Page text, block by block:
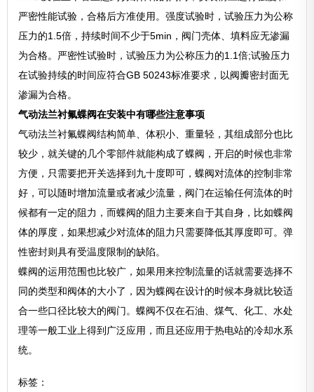
严密性能试验，合格后方准使用。强度试验时，试验压力为公称
压力的1.5倍，持续时间不少于5min，阀门壳体、填料应无渗漏
为合格。严密性试验时，试验压力为公称压力的1.1倍;试验压力
在试验持续的时间应符合GB 50243标准要求，以阀瓣密封面无
渗漏为合格。
气动法兰衬氟蝶阀在安装中有哪些注意事项
气动法兰衬氟蝶阀结构简单、体积小、重量轻，其组成部分也比
较少，就关键的几个零部件就能构成了蝶阀，开启的时候也非常
方便，只需要把开关选择到九十度即可，蝶阀对流体的控制非常
好，可以随时增加流量或者减少流量，阀门在运输任何流体的时
候都有一定的阻力，而蝶阀的阻力主要来自于其自身，比如蝶阀
体的厚度，如果想减少对流体的阻力只需要降低其厚度即可。弹
性密封则具有受温度限制的缺陷。
蝶阀的运用范围也比较广，如果用来控制流量的话就需要选择不
同的类型和阀体的大小了，因为蝶阀在设计的时候本身就比较适
合一些口径比较大的阀门。蝶阀不仅在石油、煤气、化工、水处
理等一般工业上得到广泛应用，而且还应用于热电站的冷却水系
统。
标签：